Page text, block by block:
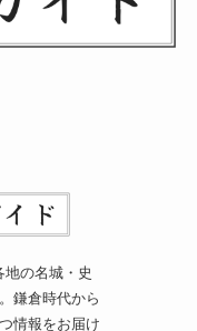
地の名城・史
鎌倉時代から
情報をお届け